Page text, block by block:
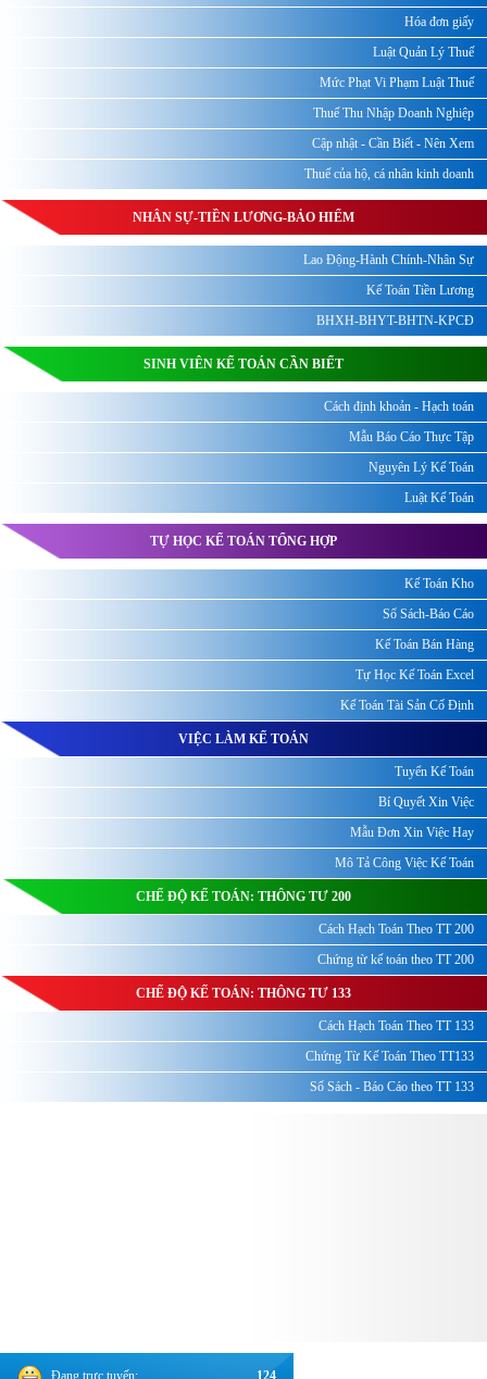
Hóa đơn giấy
Luật Quản Lý Thuế
Mức Phạt Vi Phạm Luật Thuế
Thuế Thu Nhập Doanh Nghiệp
Cập nhật - Cần Biết - Nên Xem
Thuế của hộ, cá nhân kinh doanh
NHÂN SỰ-TIỀN LƯƠNG-BẢO HIỂM
Lao Động-Hành Chính-Nhân Sự
Kế Toán Tiền Lương
BHXH-BHYT-BHTN-KPCĐ
SINH VIÊN KẾ TOÁN CẦN BIẾT
Cách định khoản - Hạch toán
Mẫu Báo Cáo Thực Tập
Nguyên Lý Kế Toán
Luật Kế Toán
TỰ HỌC KẾ TOÁN TỔNG HỢP
Kế Toán Kho
Sổ Sách-Báo Cáo
Kế Toán Bán Hàng
Tự Học Kế Toán Excel
Kế Toán Tài Sản Cố Định
VIỆC LÀM KẾ TOÁN
Tuyển Kế Toán
Bí Quyết Xin Việc
Mẫu Đơn Xin Việc Hay
Mô Tả Công Việc Kế Toán
CHẾ ĐỘ KẾ TOÁN: THÔNG TƯ 200
Cách Hạch Toán Theo TT 200
Chứng từ kế toán theo TT 200
CHẾ ĐỘ KẾ TOÁN: THÔNG TƯ 133
Cách Hạch Toán Theo TT 133
Chứng Từ Kế Toán Theo TT133
Sổ Sách - Báo Cáo theo TT 133
Đang trực tuyến: 124